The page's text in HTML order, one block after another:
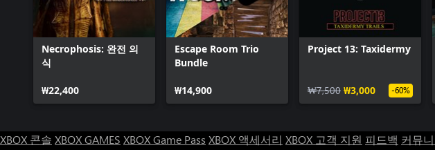
Necrophosis: 완전 의
식
₩22,400
Escape Room Trio
Bundle
₩14,900
Project 13: Taxidermy
₩7,500 ₩3,000 -60%
XBOX 콘솔 XBOX GAMES XBOX Game Pass XBOX 액세서리 XBOX 고객 지원 피드백 커뮤